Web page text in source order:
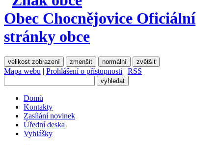
Obec Chocnějovice Oficiální
stránky obce
velikost zobrazení zmenšit normální zvětšit
Mapa webu | Prohlášení o přístupnosti | RSS
Domů
Kontakty
Zasílání novinek
Úřední deska
Vyhlášky